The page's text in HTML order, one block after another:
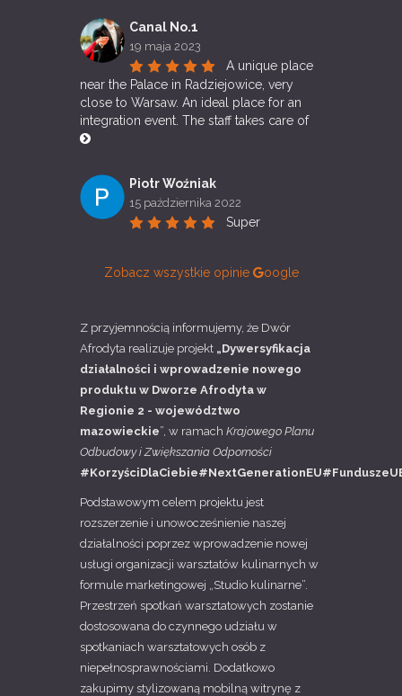
Canal No.1
19 maja 2023
A unique place
near the Palace in Radziejowice, very
close to Warsaw. An ideal place for an
integration event. The staff takes care of
Piotr Woźniak
15 października 2022
Super
Zobacz wszystkie opinie oogle
Z przyjemnością informujemy, że Dwór
Afrodyta realizuje projekt „Dywersyfikacja
działalności i wprowadzenie nowego
produktu w Dworze Afrodyta w
Regionie 2 - województwo
mazowieckie”, w ramach Krajowego Planu
Odbudowy i Zwiększania Odporności
Podstawowym celem projektu jest
rozszerzenie i unowocześnienie naszej
działalności poprzez wprowadzenie nowej
usługi organizacji warsztatów kulinarnych w
formule marketingowej „Studio kulinarne”.
Przestrzeń spotkań warsztatowych zostanie
dostosowana do czynnego udziału w
spotkaniach warsztatowych osób z
niepełnosprawnościami. Dodatkowo
zakupimy stylizowaną mobilną witrynę z